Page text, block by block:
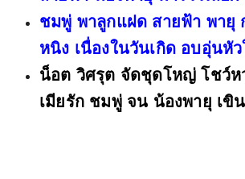
ชมพู่ พาลูกแฝด สายฟ้า พายุ
หนิง เนื่องในวันเกิด อบอุ่นหัว
น็อต วิศรุต จัดชุดโหญ่ โชว์ห
เมียรัก ชมพู่ จน น้องพายุ เขิ